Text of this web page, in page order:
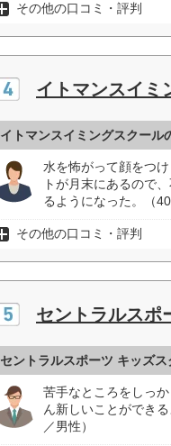
その他の口コミ・評判
イトマンスイミ
イトマンスイミングスクール
水を怖がって顔をつ
トが月末にあるので
るようになった。（40
その他の口コミ・評判
セントラルスポ
セントラルスポーツ キッズ
苦手なところをしっ
ん新しいことができ
／男性）